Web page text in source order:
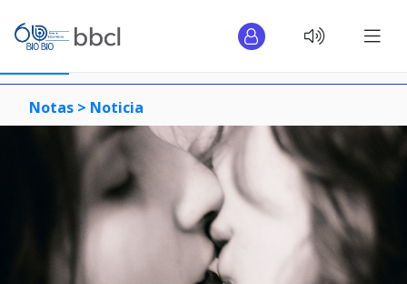
Notas > Noticia